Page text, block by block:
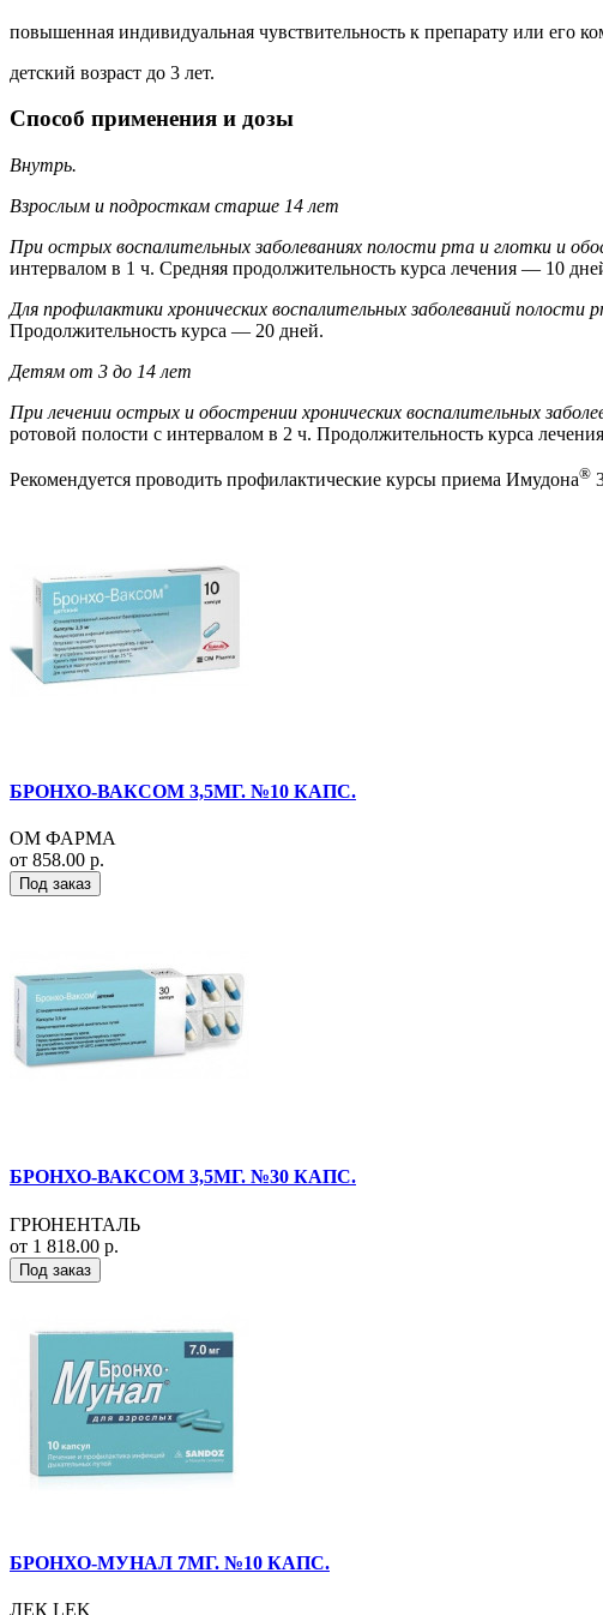
повышенная индивидуальная чувствительность к препарату или его
детский возраст до 3 лет.
Способ применения и дозы
Внутрь.
Взрослым и подросткам старше 14 лет
При острых воспалительных заболеваниях полости рта и глотки и
интервалом в 1 ч. Средняя продолжительность курса лечения — 10
Для профилактики хронических воспалительных заболеваний полости
Продолжительность курса — 20 дней.
Детям от 3 до 14 лет
При лечении острых и обострении хронических воспалительных
ротовой полости с интервалом в 2 ч. Продолжительность курса
Рекомендуется проводить профилактические курсы приема Имудона®
БРОНХО-ВАКСОМ 3,5МГ. №10 КАПС.
ОМ ФАРМА
от 858.00 р.
Под заказ
БРОНХО-ВАКСОМ 3,5МГ. №30 КАПС.
ГРЮНЕНТАЛЬ
от 1 818.00 р.
Под заказ
БРОНХО-МУНАЛ 7МГ. №10 КАПС.
ЛЕК LEK